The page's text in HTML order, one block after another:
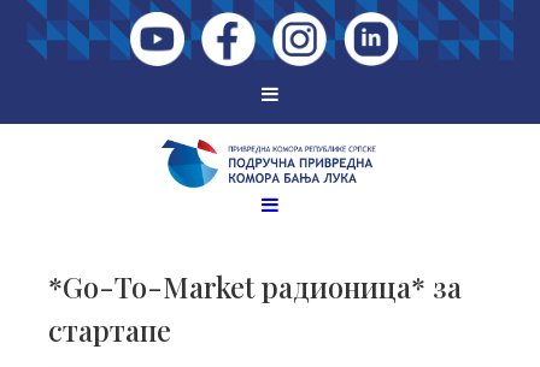
*Go-To-Market радионица* за
стартапе